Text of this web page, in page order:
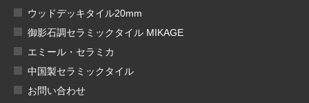
ウッドデッキタイル20mm
御影石調セラミックタイル MIKAGE
エミール・セラミカ
中国製セラミックタイル
お問い合わせ